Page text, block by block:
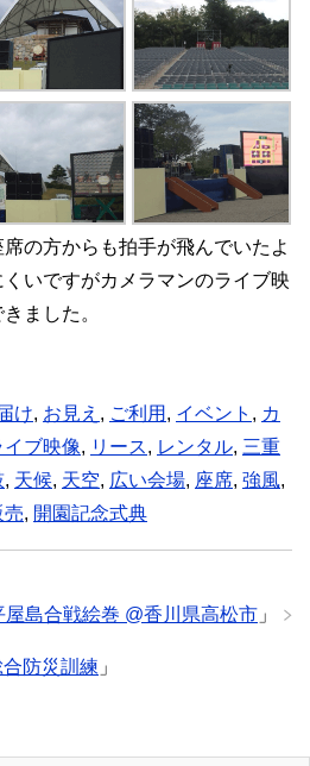
の方からも拍手が飛んでいたよ
いですがカメラマンのライブ映
ました。
け, お見え , ご利用 , イベント , カ
イブ映像, リース, レンタル, 三重
, 天候, 天空, 広い会場, 座席, 強風,
売, 開園記念式典
屋島合戦絵巻 @香川県高松市 」
防災訓練 」